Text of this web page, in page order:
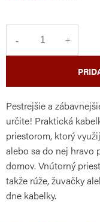
cena:
Pestrejšie a
určite! Praktická
priestorom, ktorý
alebo sa do nej hravo
domov. Vnútorný
takže rúže, žuvačky
dne kabelky.